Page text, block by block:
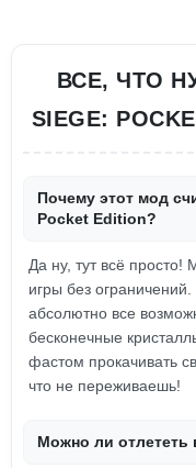
ВСЕ, ЧТО
SIEGE:
Почему этот мод
Pocket Edition?
Да ну, тут всё
игры без
абсолютно все
бесконечные
фастом прокачивать
что не переживаешь!
Можно ли отлететь